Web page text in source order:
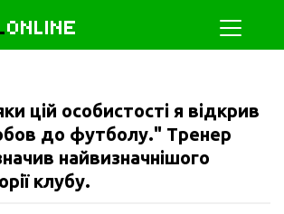
ONLINE
цій особистості я відкрив
до футболу." Тренер
найвизначнішого
клубу.